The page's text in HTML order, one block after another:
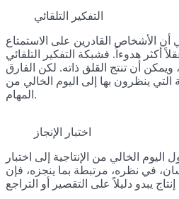
التفكير التلقائي
أن الأشخاص القادرين على الاستمتاع
أكثر هدوءاً. فشبكة التفكير التلقائي
ويمكن أن تنتج القلق ذاته. لكن الفارق
ينظرون بها إلى اليوم الخالي من
المهام.
اختبار الإنجاز
اليوم الخالي من الإنتاجية إلى اختبار
في نظره، مرتبطة بما ينجزه، فإن